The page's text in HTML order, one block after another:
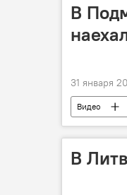
В
31 января
Видео
В